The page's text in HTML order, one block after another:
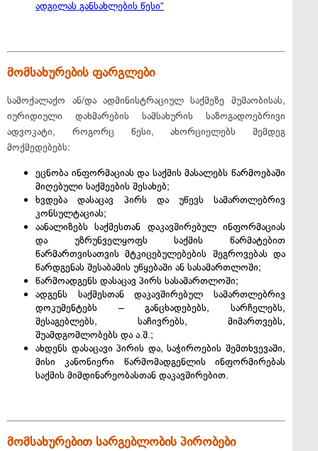
ადგილას განსახლების წესი“
მომსახურების ფარგლები
სამოქალაქო ან/და ადმინისტრაციულ საქმეზე მუშაობისას,
იურიდიული დახმარების სამსახურის საზოგადოებრივი
ადვოკატი, როგორც წესი, ახორციელებს შემდეგ
მოქმედებებს:
ეცნობა ინფორმაციას და საქმის მასალებს წარმოებაში
მიღებული საქმეების შესახებ;
ხვდება დასაცავ პირს და უწევს სამართლებრივ
კონსულტაციას;
აანალიზებს საქმესთან დაკავშირებულ ინფორმაციას
და უზრუნველყოფს საქმის წარმატებით
წარმართვისათვის მტკიცებულებების შეგროვებას და
წარდგენას შესაბამის უწყებაში ან სასამართლოში;
წარმოადგენს დასაცავ პირს სასამართლოში;
ადგენს საქმესთან დაკავშირებულ სამართლებრივ
დოკუმენტებს – განცხადებებს, სარჩელებს,
შესაგებლებს, საჩივრებს, მიმართვებს,
შუამდგომლობებს და ა.შ.;
ახდენს დასაცავი პირის და, საჭიროების შემთხვევაში,
მისი კანონიერი წარმომადგენლის ინფორმირებას
საქმის მიმდინარეობასთან დაკავშირებით.
მომსახურებით სარგებლობის პირობები